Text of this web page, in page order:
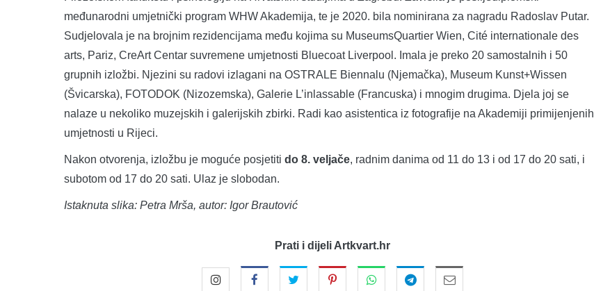
međunarodni umjetnički program WHW Akademija, te je 2020. bila nominirana za nagradu Radoslav Putar.
Sudjelovala je na brojnim rezidencijama među kojima su MuseumsQuartier Wien, Cité internationale des
arts, Pariz, CreArt Centar suvremene umjetnosti Bluecoat Liverpool. Imala je preko 20 samostalnih i 50
grupnih izložbi. Njezini su radovi izlagani na OSTRALE Biennalu (Njemačka), Museum Kunst+Wissen
(Švicarska), FOTODOK (Nizozemska), Galerie L’inlassable (Francuska) i mnogim drugima. Djela joj se
nalaze u nekoliko muzejskih i galerijskih zbirki. Radi kao asistentica iz fotografije na Akademiji primijenjenih
umjetnosti u Rijeci.
Nakon otvorenja, izložbu je moguće posjetiti do 8. veljače, radnim danima od 11 do 13 i od 17 do 20 sati, i
subotom od 17 do 20 sati. Ulaz je slobodan.
Istaknuta slika: Petra Mrša, autor: Igor Brautović
Prati i dijeli Artkvart.hr